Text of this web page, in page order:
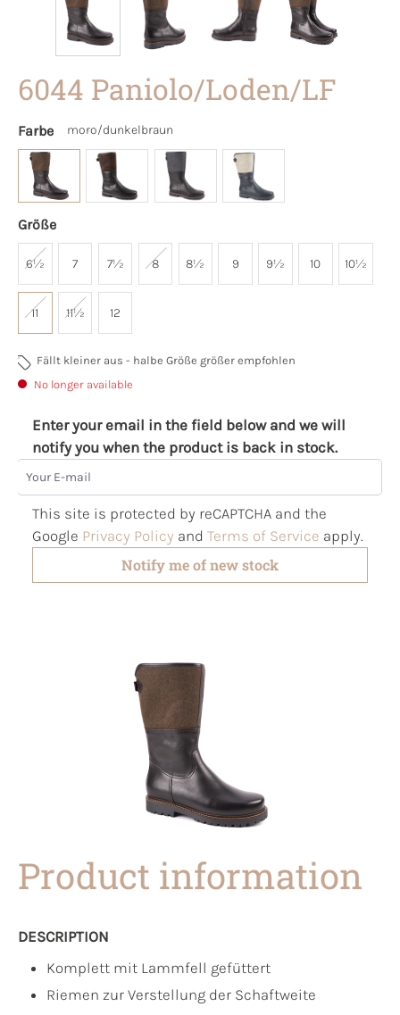
6044 Paniolo/Loden/LF
Farbe moro/dunkelbraun
Größe
6½ 7 7½ 8 8½ 9 9½ 10 10½
11 11½ 12
Fällt kleiner aus - halbe Größe größer empfohlen
No longer available
Enter your email in the field below and we will
notify you when the product is back in stock.
Your E-mail
This site is protected by reCAPTCHA and the
Google Privacy Policy and Terms of Service apply.
Notify me of new stock
Product information
DESCRIPTION
Komplett mit Lammfell gefüttert
Riemen zur Verstellung der Schaftweite